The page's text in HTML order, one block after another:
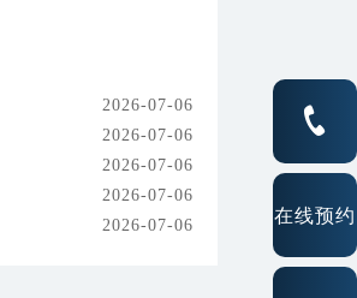
2026-07-06
2026-07-06
2026-07-06
2026-07-06
2026-07-06
在线预约